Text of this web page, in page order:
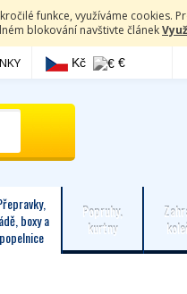
funkce, využíváme cookies.
blokování navštivte článek
Kč €
boxy a
popelnice
Popruhy,
kurtny